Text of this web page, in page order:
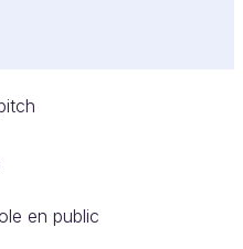
en public
grosses erreurs en tant